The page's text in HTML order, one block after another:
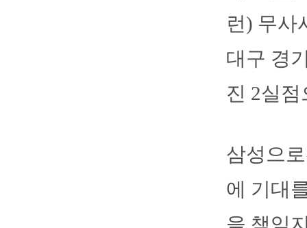
런) 무사
대구 경
진 2실
삼성으
에 기대